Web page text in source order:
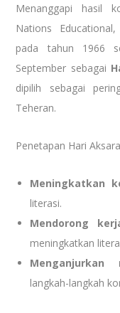
Menanggapi hasil
Nations
pada tahun 1966
September sebagai
dipilih sebagai
Teheran.
Penetapan Hari
Meningkatkan
literasi.
Mendorong
meningkatkan
Menganjurkan
langkah-langkah